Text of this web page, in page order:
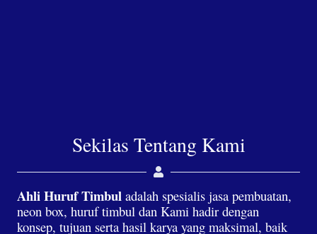
Sekilas Tentang Kami
Ahli Huruf Timbul adalah spesialis jasa pembuatan,
neon box, huruf timbul dan Kami hadir dengan
konsep, tujuan serta hasil karya yang maksimal, baik